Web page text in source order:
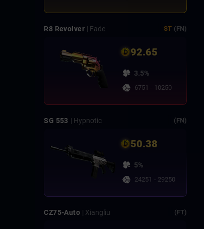
R8 Revolver | Fade ST (FN)
92.65
3.5%
6751 - 10250
SG 553 | Hypnotic (FN)
50.38
5%
24251 - 29250
CZ75-Auto | Xiangliu (FT)